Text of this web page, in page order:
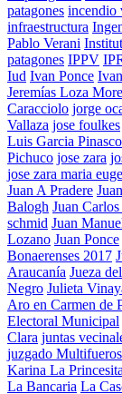
patagones incendio
infraestructura
Pablo Verani
patagones IPPV
Iud Ivan Ponce
Jeremías Loza
Caracciolo jorge
Vallaza jose foulkes
Luis Garcia Pinasco
Pichuco jose zara
jose zara maria
Juan A Pradere
Balogh Juan
schmid Juan
Lozano Juan Ponce
Bonaerenses 2017
Araucanía Jueza
Negro Julieta
Aro en Carmen de
Electoral Municipal
Clara juntas
juzgado
Karina La
La Bancaria La